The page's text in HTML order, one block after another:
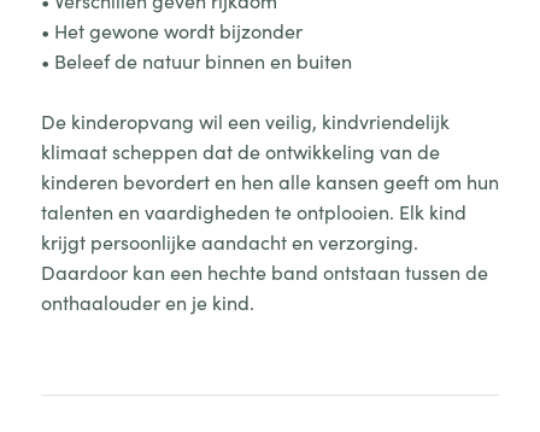
• Het gewone wordt bijzonder
• Beleef de natuur binnen en buiten
De kinderopvang wil een veilig, kindvriendelijk
klimaat scheppen dat de ontwikkeling van de
kinderen bevordert en hen alle kansen geeft om hun
talenten en vaardigheden te ontplooien. Elk kind
krijgt persoonlijke aandacht en verzorging.
Daardoor kan een hechte band ontstaan tussen de
onthaalouder en je kind.